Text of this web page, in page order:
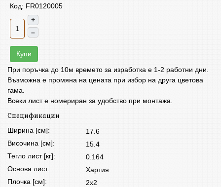
Код: FR0120005
+
–
Купи
При поръчка до 10м времето за изработка е 1-2 работни дни.
Възможна е промяна на цената при избор на друга цветова
гама.
Всеки лист е номериран за удобство при монтажа.
Спецификации
Ширина [см]:
17.6
Височина [см]:
15.4
Тегло лист [кг]:
0.164
Основа лист:
Хартия
Плочка [см]:
2x2